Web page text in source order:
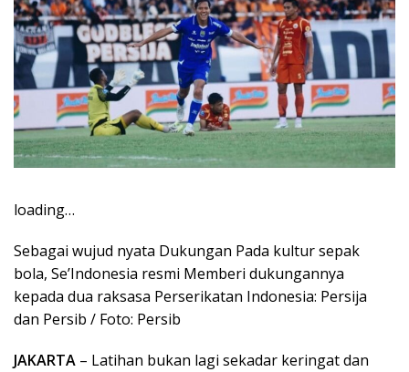
loading…
Sebagai wujud nyata Dukungan Pada kultur sepak
bola, Se’Indonesia resmi Memberi dukungannya
kepada dua raksasa Perserikatan Indonesia: Persija
dan Persib / Foto: Persib
JAKARTA – Latihan bukan lagi sekadar keringat dan